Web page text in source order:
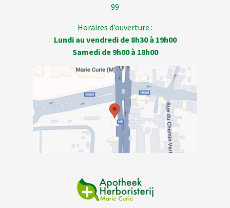
99
Horaires d’ouverture :
Lundi au vendredi de 8h30 à 19h00
Samedi de 9h00 à 18h00